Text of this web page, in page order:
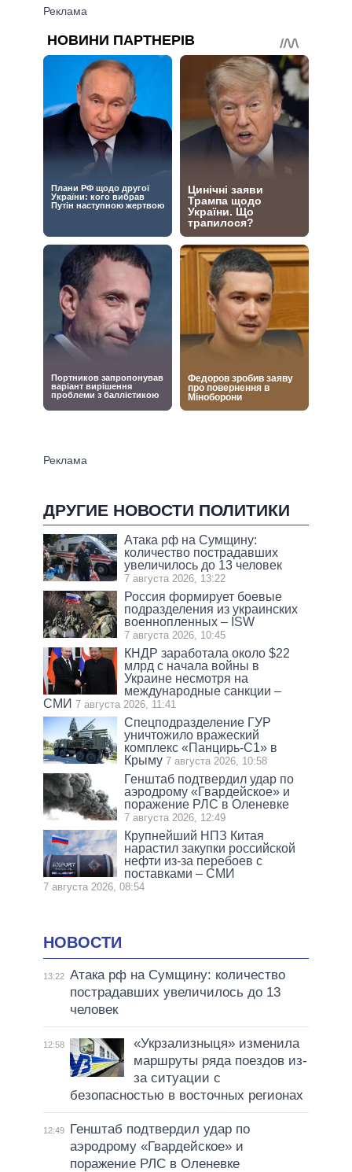
ДРУГИЕ НОВОСТИ ПОЛИТИКИ
Атака рф на Сумщину:
количество пострадавших
увеличилось до 13 человек
7 августа 2026, 13:22
Россия формирует боевые
подразделения из украинских
военнопленных – ISW
7 августа 2026, 10:45
КНДР заработала около $22
млрд с начала войны в
Украине несмотря на
международные санкции –
СМИ 7 августа 2026, 11:41
Спецподразделение ГУР
уничтожило вражеский
комплекс «Панцирь-С1» в
Крыму 7 августа 2026, 10:58
Генштаб подтвердил удар по
аэродрому «Гвардейское» и
поражение РЛС в Оленевке
7 августа 2026, 12:49
Крупнейший НПЗ Китая
нарастил закупки российской
нефти из-за перебоев с
поставками – СМИ
7 августа 2026, 08:54
НОВОСТИ
13:22 Атака рф на Сумщину: количество
пострадавших увеличилось до 13
человек
12:58
«Укрзализныця» изменила
маршруты ряда поездов из-
за ситуации с
безопасностью в восточных регионах
12:49
Генштаб подтвердил удар по
аэродрому «Гвардейское» и
поражение РЛС в Оленевке